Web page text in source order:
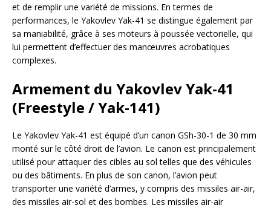
et de remplir une variété de missions. En termes de
performances, le Yakovlev Yak-41 se distingue également par
sa maniabilité, grâce à ses moteurs à poussée vectorielle, qui
lui permettent d’effectuer des manœuvres acrobatiques
complexes.
Armement du Yakovlev Yak-41
(Freestyle / Yak-141)
Le Yakovlev Yak-41 est équipé d’un canon GSh-30-1 de 30 mm
monté sur le côté droit de l’avion. Le canon est principalement
utilisé pour attaquer des cibles au sol telles que des véhicules
ou des bâtiments. En plus de son canon, l’avion peut
transporter une variété d’armes, y compris des missiles air-air,
des missiles air-sol et des bombes. Les missiles air-air